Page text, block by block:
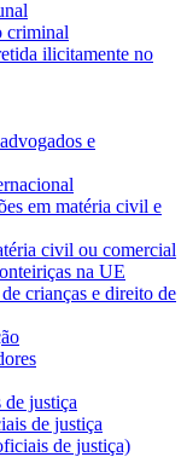
criminal
ilicitamente no
e
em matéria civil e
civil ou comercial
na UE
crianças e direito de
justiça
de justiça
de justiça)